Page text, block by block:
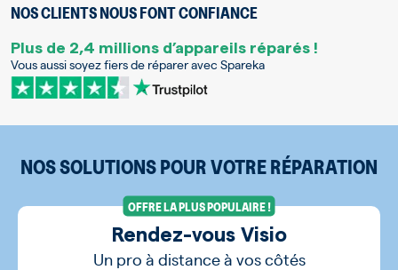
NOS CLIENTS NOUS FONT CONFIANCE
Plus de 2,4 millions d’appareils réparés !
Vous aussi soyez fiers de réparer avec Spareka
NOS SOLUTIONS POUR VOTRE RÉPARATION
OFFRE LA PLUS POPULAIRE !
Rendez-vous Visio
Un pro à distance à vos côtés